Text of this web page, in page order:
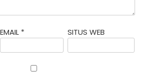
EMAIL * SITUS WEB